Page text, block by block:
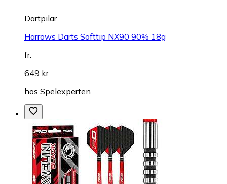
Dartpilar
Harrows Darts Softtip NX90 90% 18g
fr.
649 kr
hos Spelexperten